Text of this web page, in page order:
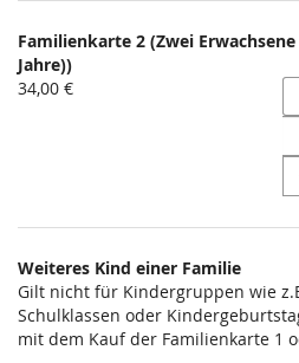
Familienkarte 2 (Zwei
Jahre))
34,00 €
Weiteres Kind einer Familie
Gilt nicht für Kindergruppen wie
Schulklassen oder
mit dem Kauf der Familienkarte 1